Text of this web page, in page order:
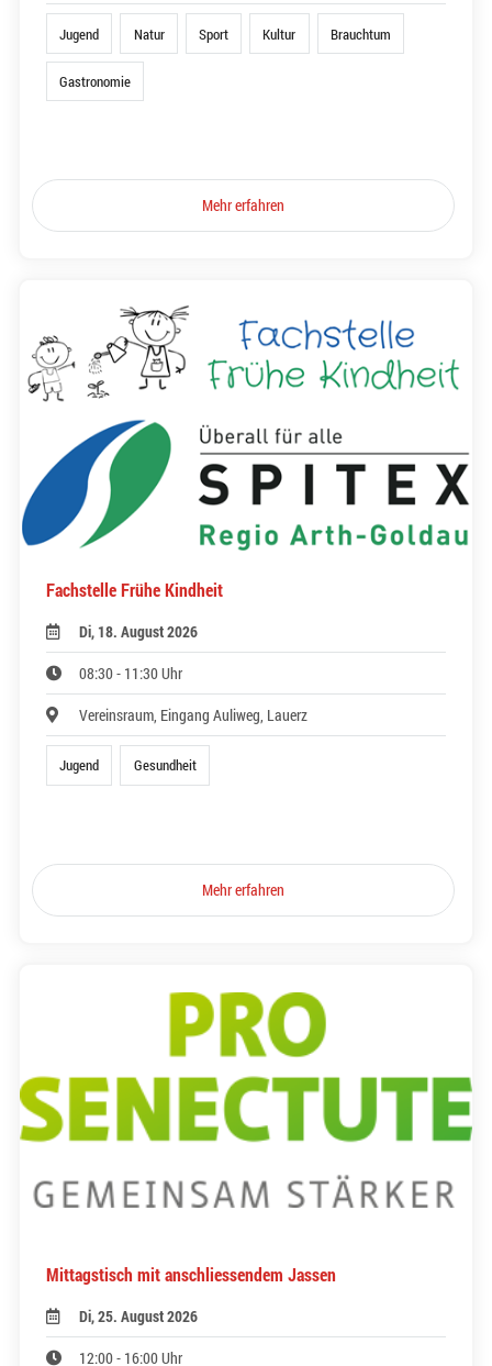
Jugend Natur Sport Kultur Brauchtum
Gastronomie
Mehr erfahren
Fachstelle Frühe Kindheit
Di, 18. August 2026
08:30 - 11:30 Uhr
Vereinsraum, Eingang Auliweg, Lauerz
Jugend Gesundheit
Mehr erfahren
Mittagstisch mit anschliessendem Jassen
Di, 25. August 2026
12:00 - 16:00 Uhr